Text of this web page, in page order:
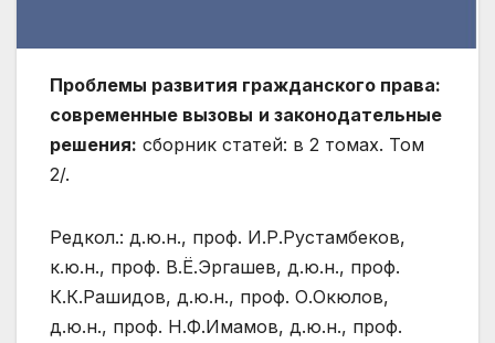
Проблемы развития гражданского права:
современные вызовы и законодательные
решения: сборник статей: в 2 томах. Том
2/.
Редкол.: д.ю.н., проф. И.Р.Рустамбеков,
к.ю.н., проф. В.Ё.Эргашев, д.ю.н., проф.
К.К.Рашидов, д.ю.н., проф. О.Окюлов,
д.ю.н., проф. Н.Ф.Имамов, д.ю.н., проф.